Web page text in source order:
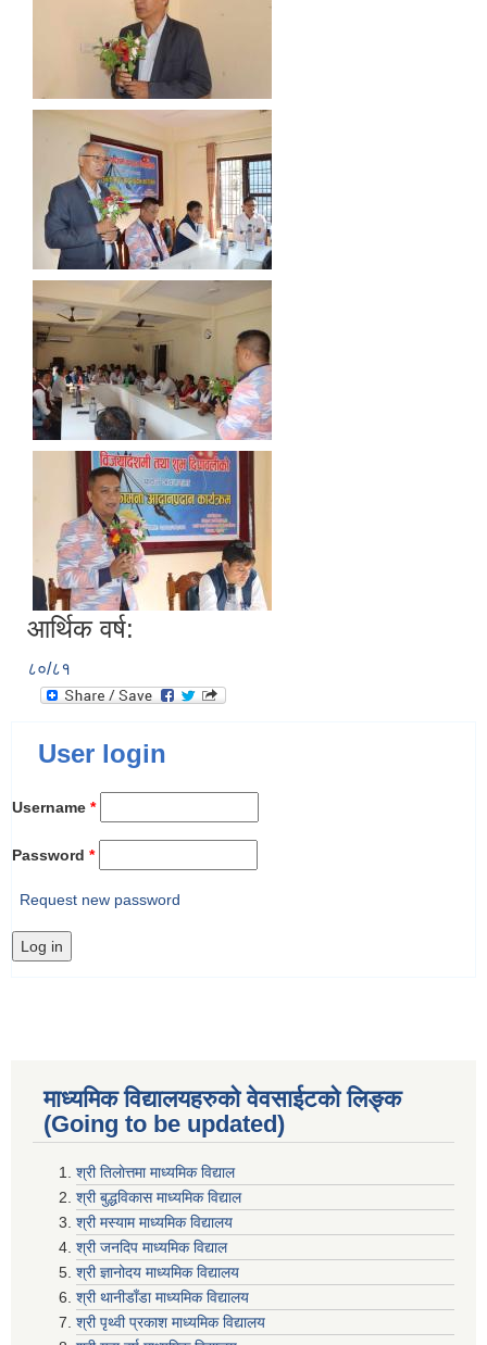
आर्थिक वर्ष:
८०/८१
User login
Username *
Password *
Request new password
माध्यमिक विद्यालयहरुकाे वेवसाईटको लिङ्क
(Going to be updated)
श्री तिलाेत्तमा माध्यमिक विद्याल
श्री बुद्धविकास माध्यमिक विद्याल
श्री मस्याम माध्यमिक विद्यालय
श्री जनदिप माध्यमिक विद्याल
श्री ज्ञानोदय माध्यमिक विद्यालय
श्री थानीडाँडा माध्यमिक विद्यालय
श्री पृथ्वी प्रकाश माध्यमिक विद्यालय